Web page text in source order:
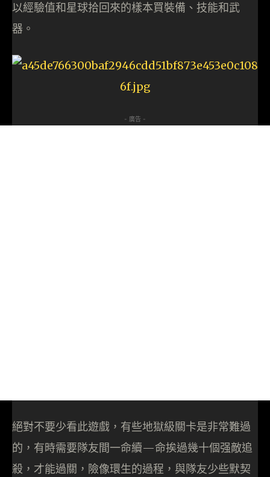
以經驗值和星球拾回來的樣本買裝備、技能和武
器。
- 廣告 -
絕對不要少看此遊戲，有些地獄級關卡是非常難過
的，有時需要隊友間一命續—命挨過幾十個强敵追
殺，才能過關，險像環生的過程，與隊友少些默契